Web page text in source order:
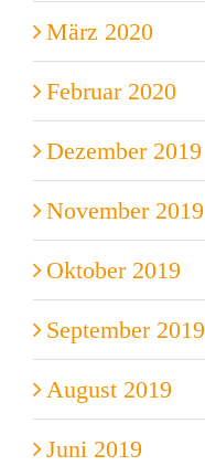
März 2020
Februar 2020
Dezember 2019
November 2019
Oktober 2019
September 2019
August 2019
Juni 2019